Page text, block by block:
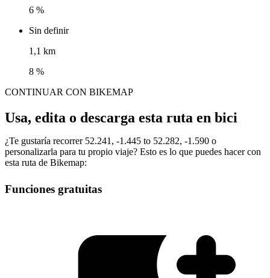
6 %
Sin definir
1,1 km
8 %
CONTINUAR CON BIKEMAP
Usa, edita o descarga esta ruta en bici
¿Te gustaría recorrer 52.241, -1.445 to 52.282, -1.590 o
personalizarla para tu propio viaje? Esto es lo que puedes hacer con
esta ruta de Bikemap:
Funciones gratuitas